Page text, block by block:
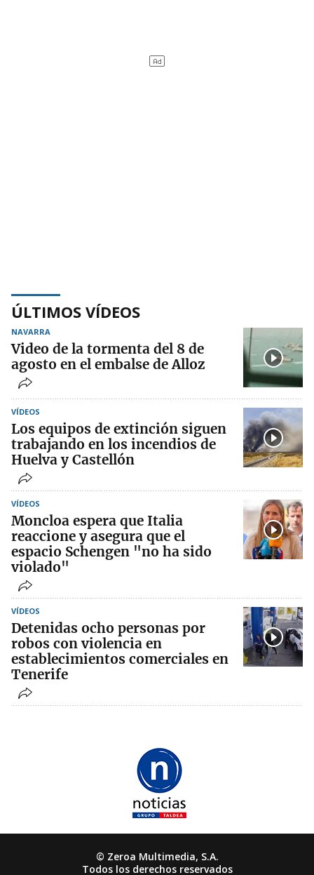
ÚLTIMOS VÍDEOS
NAVARRA
Video de la tormenta del 8 de
agosto en el embalse de Alloz
VÍDEOS
Los equipos de extinción siguen
trabajando en los incendios de
Huelva y Castellón
VÍDEOS
Moncloa espera que Italia
reaccione y asegura que el
espacio Schengen "no ha sido
violado"
VÍDEOS
Detenidas ocho personas por
robos con violencia en
establecimientos comerciales en
Tenerife
© Zeroa Multimedia, S.A.
Todos los derechos reservados